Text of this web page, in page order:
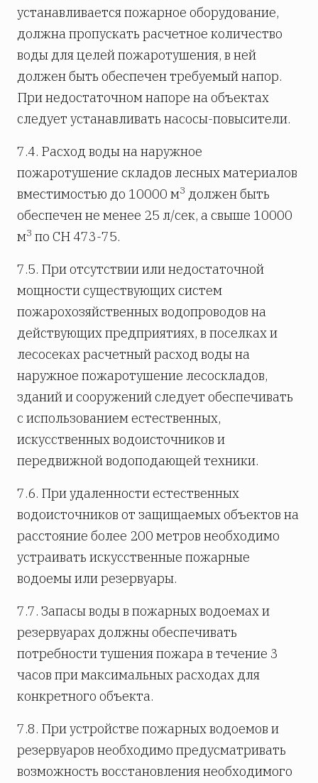
устанавливается пожарное оборудование,
должна пропускать расчетное количество
воды для целей пожаротушения, в ней
должен быть обеспечен требуемый напор.
При недостаточном напоре на объектах
следует устанавливать насосы-повысители.
7.4. Расход воды на наружное
пожаротушение складов лесных материалов
вместимостью до 10000 м3 должен быть
обеспечен не менее 25 л/сек, а свыше 10000
м3 по СН 473-75.
7.5. При отсутствии или недостаточной
мощности существующих систем
пожарохозяйственных водопроводов на
действующих предприятиях, в поселках и
лесосеках расчетный расход воды на
наружное пожаротушение лесоскладов,
зданий и сооружений следует обеспечивать
с использованием естественных,
искусственных водоисточников и
передвижной водоподающей техники.
7.6. При удаленности естественных
водоисточников от защищаемых объектов на
расстояние более 200 метров необходимо
устраивать искусственные пожарные
водоемы или резервуары.
7.7. Запасы воды в пожарных водоемах и
резервуарах должны обеспечивать
потребности тушения пожара в течение 3
часов при максимальных расходах для
конкретного объекта.
7.8. При устройстве пожарных водоемов и
резервуаров необходимо предусматривать
возможность восстановления необходимого